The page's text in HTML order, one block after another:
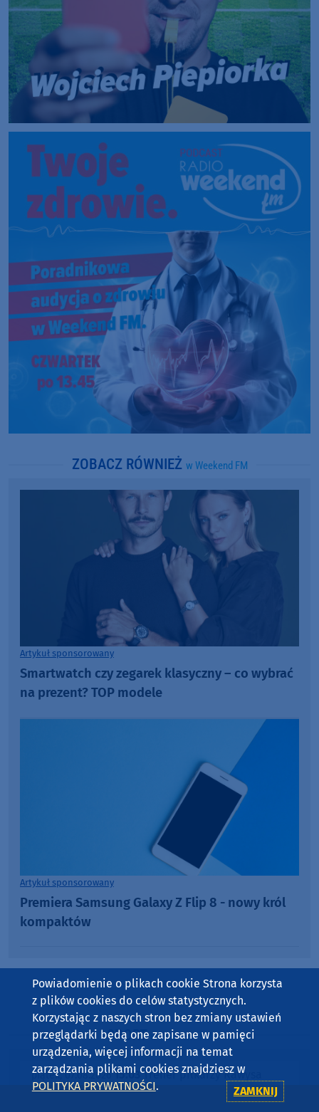
ZOBACZ RÓWNIEŻ w Weekend FM
Artykuł sponsorowany
Smartwatch czy zegarek klasyczny – co wybrać
na prezent? TOP modele
Artykuł sponsorowany
Premiera Samsung Galaxy Z Flip 8 - nowy król
kompaktów
SPORT w Weekend FM
piątek, 07.08.2026 15:03 Trener piłkarzy Rawysa
Raciąż melduje gotowość do debiutanckiego
Powiadomienie o plikach cookie Strona korzysta
z plików cookies do celów statystycznych.
Korzystając z naszych stron bez zmiany ustawień
przeglądarki będą one zapisane w pamięci
urządzenia, więcej informacji na temat
zarządzania plikami cookies znajdziesz w
POLITYKA PRYWATNOŚCI. ZAMKNIJ